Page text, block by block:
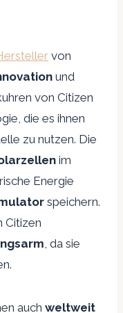
von
und
von Citizen
die es ihnen
zu nutzen. Die
im
Energie
speichern.
Citizen
, da sie
auch weltweit